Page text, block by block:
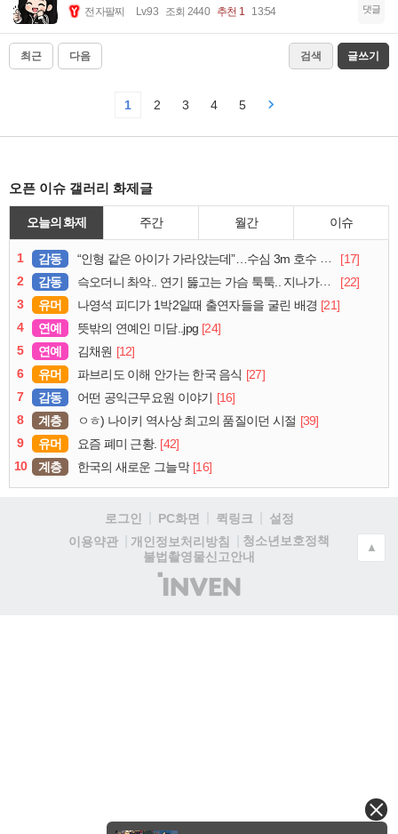
전자팔찌 Lv.93 조회 2440 추천 1 13:54 댓글
최근 다음 검색 글쓰기
1 2 3 4 5
오픈 이슈 갤러리 화제글
오늘의 화제 주간 월간 이슈
1 감동 “인형 같은 아이가 가라앉는데”…수심 3m 호수 뛰어든 60대 의인
[17]
2
감동 슥오더니 촤악.. 연기 뚫고는 가슴 툭툭.. 지나가던 아재의 정체
[22]
3
유머 나영석 피디가 1박2일때 출연자들을 굴린 배경 [21]
4
연예 뜻밖의 연예인 미담..jpg [24]
5
연예 김채원 [12]
6
유머 파브리도 이해 안가는 한국 음식 [27]
7
감동 어떤 공익근무요원 이야기 [16]
8
계층 ㅇㅎ) 나이키 역사상 최고의 품질이던 시절 [39]
9
유머 요즘 폐미 근황. [42]
10
계층 한국의 새로운 그늘막 [16]
로그인 PC화면 퀵링크
설정
이용약관
개인정보처리방침
청소년보호정책
불법촬영물신고안내
(주)
인
▲